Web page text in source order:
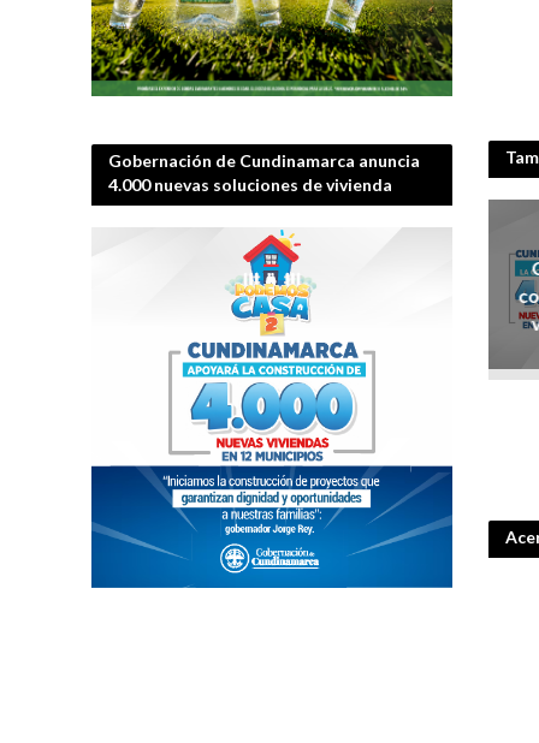
Gobernación de Cundinamarca anuncia
4.000 nuevas soluciones de vivienda